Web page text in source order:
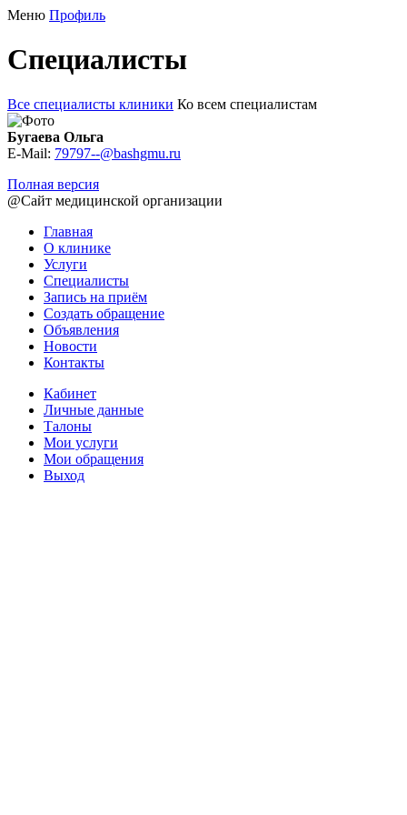
Меню Профиль
Специалисты
Все специалисты клиники Ко всем специалистам
Бугаева Ольга
E-Mail: 79797--@bashgmu.ru
Полная версия
@Сайт медицинской организации
Главная
О клинике
Услуги
Специалисты
Запись на приём
Создать обращение
Объявления
Новости
Контакты
Кабинет
Личные данные
Талоны
Мои услуги
Мои обращения
Выход